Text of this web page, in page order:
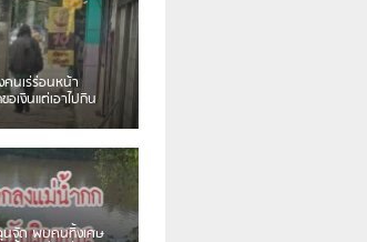
าพ่อขุนฯ